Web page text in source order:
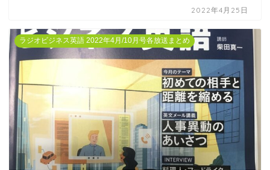
2022年4月25日
ラジオビジネス英語 2022年4月/10月号各放送まとめ